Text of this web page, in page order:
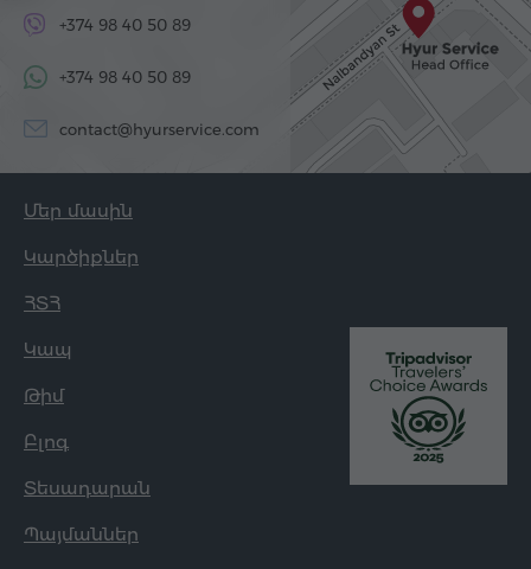
+374 98 40 50 89
+374 98 40 50 89
contact@hyurservice.com
Մեր մասին
Կարծիքներ
ՀՏՀ
Կապ
Թիմ
Բլոգ
Տեսադարան
Պայմաններ